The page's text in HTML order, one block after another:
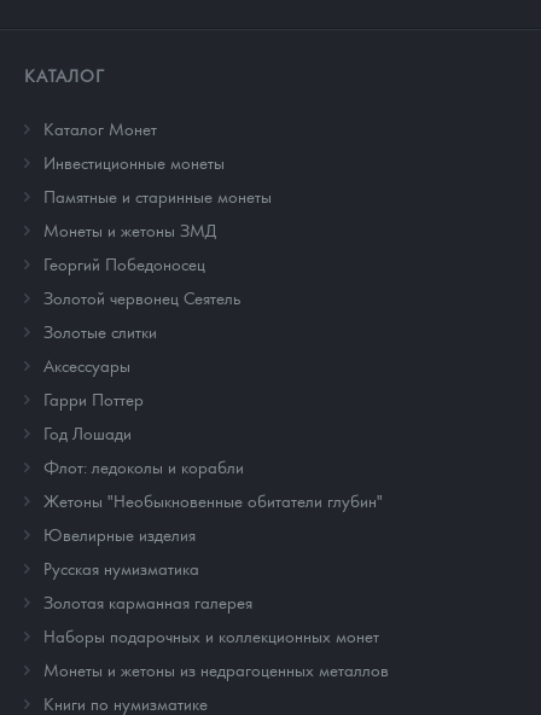
КАТАЛОГ
Каталог Монет
Инвестиционные монеты
Памятные и старинные монеты
Монеты и жетоны ЗМД
Георгий Победоносец
Золотой червонец Сеятель
Золотые слитки
Аксессуары
Гарри Поттер
Год Лошади
Флот: ледоколы и корабли
Жетоны "Необыкновенные обитатели глубин"
Ювелирные изделия
Русская нумизматика
Золотая карманная галерея
Наборы подарочных и коллекционных монет
Монеты и жетоны из недрагоценных металлов
Книги по нумизматике